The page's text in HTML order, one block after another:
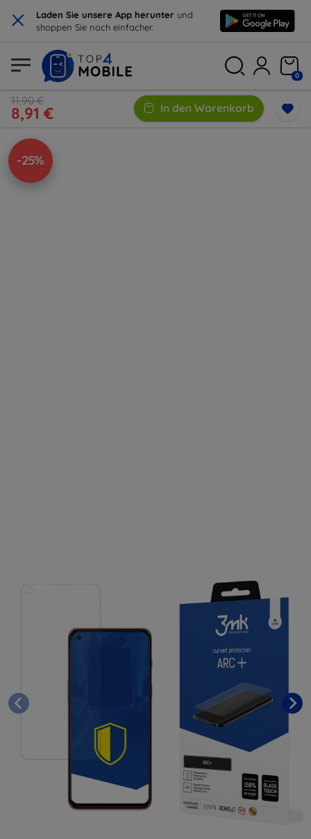
× Laden Sie unsere App herunter und
shoppen Sie noch einfacher.
0
11,90 €
8,91 € In den Warenkorb
-25%